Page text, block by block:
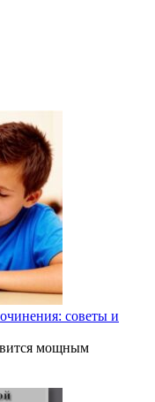
советы и
мощным